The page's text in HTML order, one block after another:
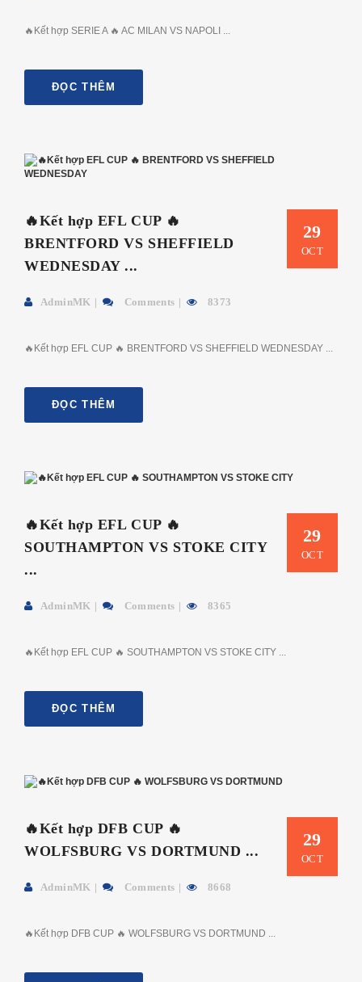
🔥Kết hợp SERIE A 🔥 AC MILAN VS NAPOLI ...
ĐỌC THÊM
29
OCT
🔥Kết hợp EFL CUP 🔥
BRENTFORD VS SHEFFIELD
WEDNESDAY ...
AdminMK Comments 8373
🔥Kết hợp EFL CUP 🔥 BRENTFORD VS SHEFFIELD WEDNESDAY ...
ĐỌC THÊM
29
OCT
🔥Kết hợp EFL CUP 🔥
SOUTHAMPTON VS STOKE CITY
...
AdminMK Comments 8365
🔥Kết hợp EFL CUP 🔥 SOUTHAMPTON VS STOKE CITY ...
ĐỌC THÊM
29
OCT
🔥Kết hợp DFB CUP 🔥
WOLFSBURG VS DORTMUND ...
AdminMK Comments 8668
🔥Kết hợp DFB CUP 🔥 WOLFSBURG VS DORTMUND ...